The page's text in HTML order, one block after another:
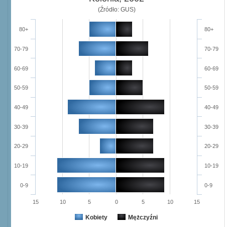
(Źródło: GUS)
Kobiety Mężczyźni
0-9
10-19
20-29
30-39
40-49
50-59
60-69
70-79
80+
0-9
10-19
20-29
30-39
40-49
50-59
60-69
70-79
80+
15 10 5 0 5 10 15